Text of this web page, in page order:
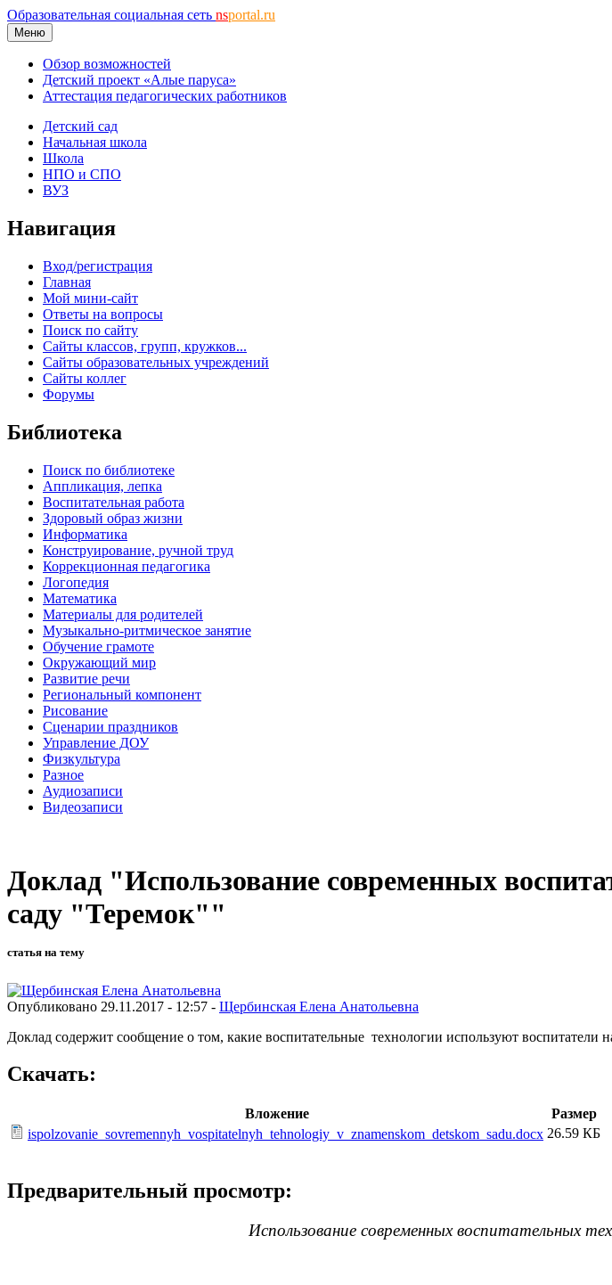
Образовательная социальная сеть nsportal.ru
Меню
Обзор возможностей
Детский проект «Алые паруса»
Аттестация педагогических работников
Детский сад
Начальная школа
Школа
НПО и СПО
ВУЗ
Навигация
Вход/регистрация
Главная
Мой мини-сайт
Ответы на вопросы
Поиск по сайту
Сайты классов, групп, кружков...
Сайты образовательных учреждений
Сайты коллег
Форумы
Библиотека
Поиск по библиотеке
Аппликация, лепка
Воспитательная работа
Здоровый образ жизни
Информатика
Конструирование, ручной труд
Коррекционная педагогика
Логопедия
Математика
Материалы для родителей
Музыкально-ритмическое занятие
Обучение грамоте
Окружающий мир
Развитие речи
Региональный компонент
Рисование
Сценарии праздников
Управление ДОУ
Физкультура
Разное
Аудиозаписи
Видеозаписи
Доклад "Использование современных
саду "Теремок""
статья на тему
Опубликовано 29.11.2017 - 12:57 - Щербинская Елена Анатольевна
Доклад содержит сообщение о том, какие воспитательные технологии используют воспитатели
Скачать:
Вложение
Размер
ispolzovanie_sovremennyh_vospitatelnyh_tehnologiy_v_znamenskom_detskom_sadu.docx 26.59 КБ
Предварительный просмотр:
Использование современных воспитательных